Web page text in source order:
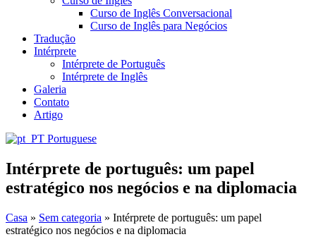
Curso de Inglês Conversacional
Curso de Inglês para Negócios
Tradução
Intérprete
Intérprete de Português
Intérprete de Inglês
Galeria
Contato
Artigo
Portuguese
Intérprete de português: um papel
estratégico nos negócios e na diplomacia
Casa » Sem categoria » Intérprete de português: um papel
estratégico nos negócios e na diplomacia